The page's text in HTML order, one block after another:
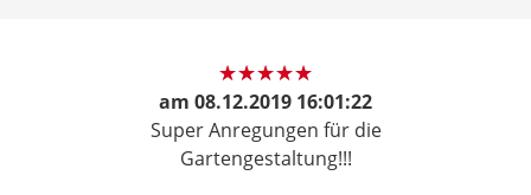
am 08.12.2019 16:01:22
Super Anregungen für die
Gartengestaltung!!!